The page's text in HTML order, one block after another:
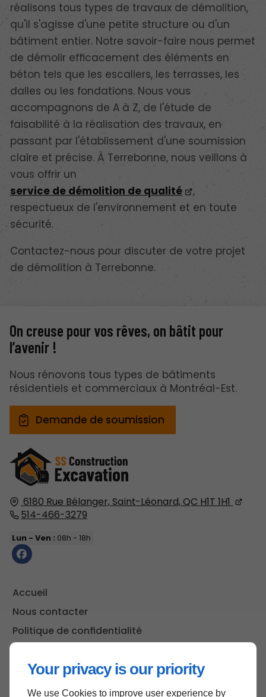
Your privacy is our priority
We use Cookies to improve user experience by
réalisons tous types de travaux de démolition,
qu'il s'agisse d'une petite structure ou d'un
bâtiment entier. Notre savoir-faire nous permet
de démolir efficacement des éléments en
béton tels que les escaliers, les terrasses, les
dalles ou les fondations. Nous vous
accompagnons de A à Z, de l'étude de
faisabilité à la réalisation des travaux, en
passant par l'établissement d'une soumission
claire et précise. À Terrebonne, nous veillons à
vous offrir un
service de démolition de qualité
,
respectueux de l'environnement et en toute
sécurité.
Contactez-nous pour discuter de votre projet
de démolition à Terrebonne.
6180 Rue Bélanger, Saint-Léonard, QC H1T 1H1
514-466-3279
Lun - Ven : 08h - 18h
Accueil
Nous contacter
Politique de confidentialité
On creuse pour vos rêves, on bâtit pour
l’avenir !
Nous rénovons tous types de bâtiments
résidentiels et commerciaux à Montréal-Est.
Demande de soumission